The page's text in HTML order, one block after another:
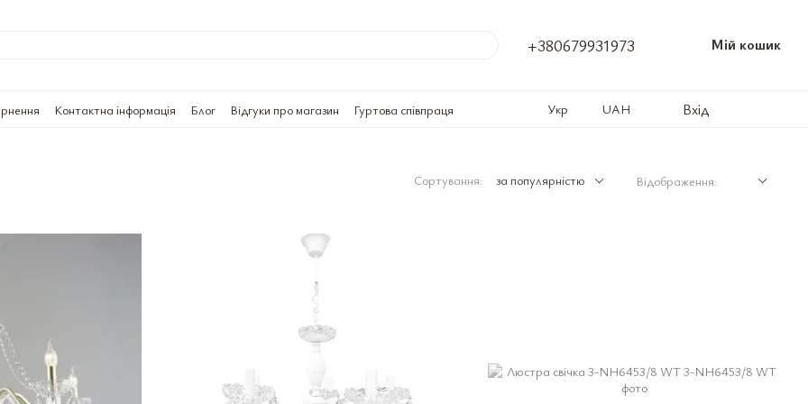
+380679931973 Мій кошик
Контактна інформація Блог Відгуки про магазин Гуртова співпраця Укр UAH Вхід
Сортування: за популярністю Відображення: